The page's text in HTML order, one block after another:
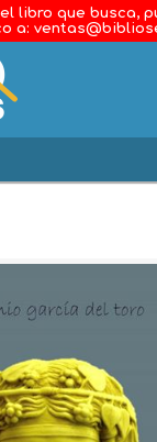
libro que busca,
a: